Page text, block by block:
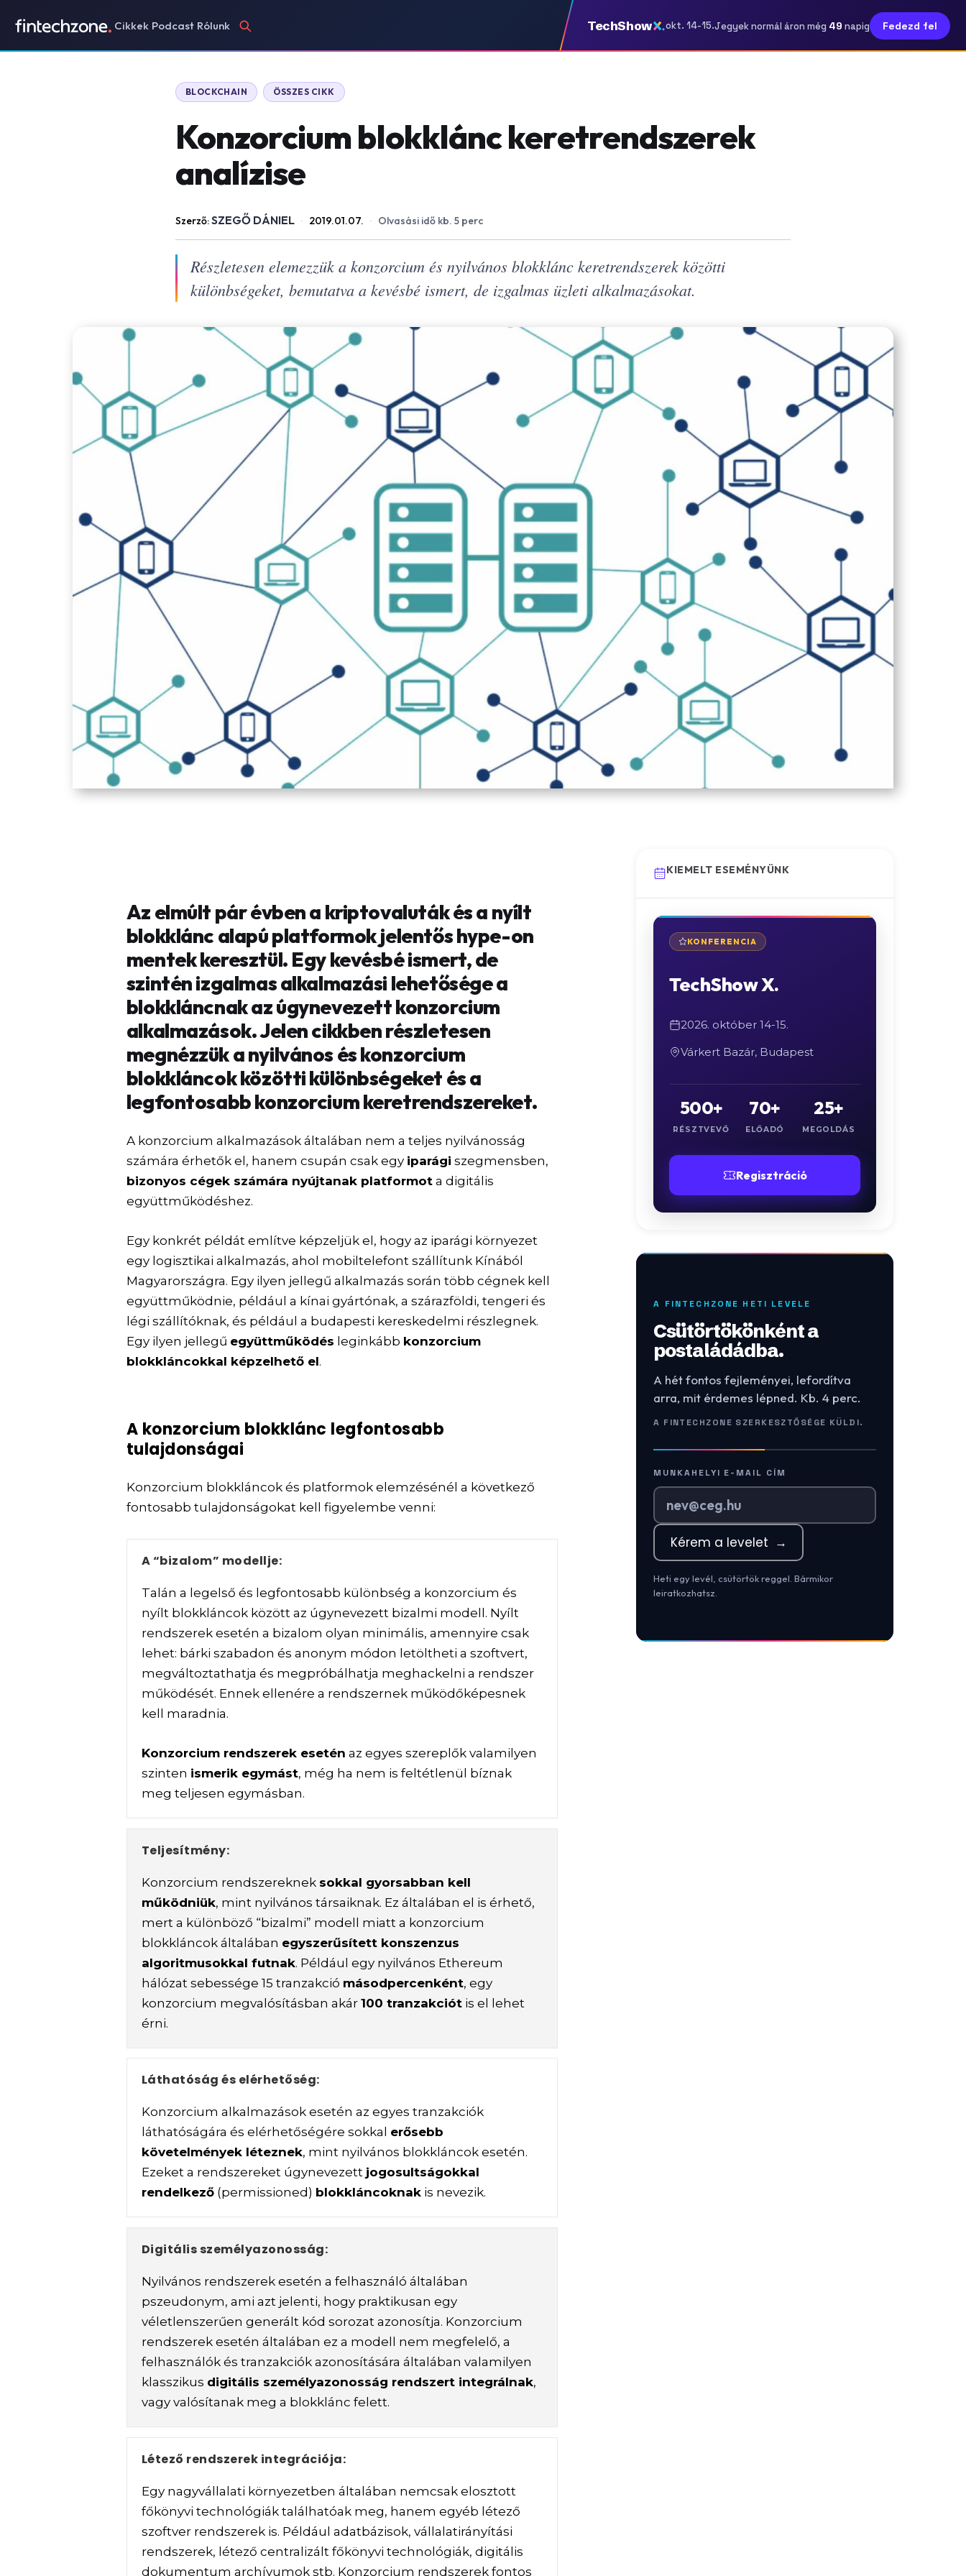
Cikkek Podcast Rólunk TechShow okt. 14-15.Jegyek normál áron még 49 napig Fedezd fel
BLOCKCHAIN ÖSSZES CIKK
Konzorcium blokklánc keretrendszerek
analízise
Szerző:SZEGŐ DÁNIEL · 2019.01.07. · Olvasási idő kb. 5 perc
Részletesen elemezzük a konzorcium és nyilvános blokklánc keretrendszerek közötti
különbségeket, bemutatva a kevésbé ismert, de izgalmas üzleti alkalmazásokat.
Az elmúlt pár évben a kriptovaluták és a nyílt
blokklánc alapú platformok jelentős hype-on
mentek keresztül. Egy kevésbé ismert, de
szintén izgalmas alkalmazási lehetősége a
blokkláncnak az úgynevezett konzorcium
alkalmazások. Jelen cikkben részletesen
megnézzük a nyilvános és konzorcium
blokkláncok közötti különbségeket és a
legfontosabb konzorcium keretrendszereket.
A konzorcium alkalmazások általában nem a teljes nyilvánosság
számára érhetők el, hanem csupán csak egy iparági szegmensben,
bizonyos cégek számára nyújtanak platformota digitális
együttműködéshez.
Egy konkrét példát említve képzeljük el, hogy az iparági környezet
egy logisztikai alkalmazás, ahol mobiltelefont szállítunk Kínából
Magyarországra. Egy ilyen jellegű alkalmazás során több cégnek kell
együttműködnie, például a kínai gyártónak, a szárazföldi, tengeri és
légi szállítóknak, és például a budapesti kereskedelmi részlegnek.
Egy ilyen jellegű együttműködés leginkább konzorcium
blokkláncokkal képzelhető el.
A konzorcium blokklánc legfontosabb
tulajdonságai
Konzorcium blokkláncok és platformok elemzésénél a következő
fontosabb tulajdonságokat kell figyelembe venni:
A “bizalom” modellje:
Talán a legelső és legfontosabb különbség a konzorcium és
nyílt blokkláncok között az úgynevezett bizalmi modell. Nyílt
rendszerek esetén a bizalom olyan minimális, amennyire csak
lehet: bárki szabadon és anonym módon letöltheti a szoftvert,
megváltoztathatja és megpróbálhatja meghackelni a rendszer
működését. Ennek ellenére a rendszernek működőképesnek
kell maradnia.
Konzorcium rendszerek esetén az egyes szereplők valamilyen
szinten ismerik egymást, még ha nem is feltétlenül bíznak
meg teljesen egymásban.
Teljesítmény:
Konzorcium rendszereknek sokkal gyorsabban kell
működniük, mint nyilvános társaiknak. Ez általában el is érhető,
mert a különböző “bizalmi” modell miatt a konzorcium
blokkláncok általában egyszerűsített konszenzus
algoritmusokkal futnak. Például egy nyilvános Ethereum
hálózat sebessége 15 tranzakció másodpercenként, egy
konzorcium megvalósításban akár 100 tranzakciótis el lehet
érni.
Láthatóság és elérhetőség:
Konzorcium alkalmazások esetén az egyes tranzakciók
láthatóságára és elérhetőségére sokkal erősebb
követelmények léteznek, mint nyilvános blokkláncok esetén.
Ezeket a rendszereket úgynevezett jogosultságokkal
rendelkező(permissioned) blokkláncoknakis nevezik.
Digitális személyazonosság:
Nyilvános rendszerek esetén a felhasználó általában
pszeudonym, ami azt jelenti, hogy praktikusan egy
véletlenszerűen generált kód sorozat azonosítja. Konzorcium
rendszerek esetén általában ez a modell nem megfelelő, a
felhasználók és tranzakciók azonosítására általában valamilyen
klasszikus digitális személyazonosság rendszert integrálnak,
vagy valósítanak meg a blokklánc felett.
Létező rendszerek integrációja:
Egy nagyvállalati környezetben általában nemcsak elosztott
főkönyvi technológiák találhatóak meg, hanem egyéb létező
szoftver rendszerek is. Például adatbázisok, vállalatirányítási
rendszerek, létező centralizált főkönyvi technológiák, digitális
dokumentum archívumok stb. Konzorcium rendszerek fontos
KIEMELT ESEMÉNYÜNK
KONFERENCIA
TechShow X.
2026. október 14-15.
Várkert Bazár, Budapest
500+
RÉSZTVEVŐ
70+
ELŐADÓ
25+
MEGOLDÁS
Regisztráció
A FINTECHZONE HETI LEVELE
Csütörtökönként a
postaládádba.
A hét fontos fejleményei, lefordítva
arra, mit érdemes lépned. Kb. 4 perc.
A FINTECHZONE SZERKESZTŐSÉGE KÜLDI.
MUNKAHELYI E-MAIL CÍM
Kérem a levelet →
Heti egy levél, csütörtök reggel. Bármikor
leiratkozhatsz.